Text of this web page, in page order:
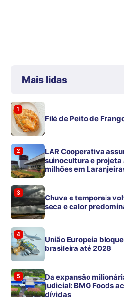
Mais lidas
1
Filé de Peito de
2
LAR Cooperativa
suinocultura e
milhões em
3
Chuva e temporais
seca e calor
4
União Europeia
brasileira até 2028
5
Da expansão
judicial: BMG Foods
dívidas